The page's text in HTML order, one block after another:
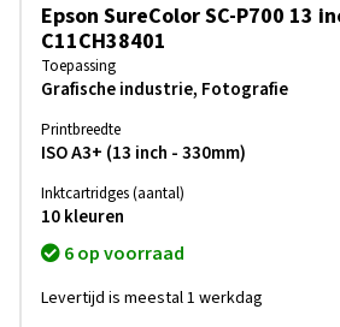
Epson SureColor SC-P700 13
C11CH38401
Toepassing
Grafische industrie, Fotografie
Printbreedte
ISO A3+ (13 inch - 330mm)
Inktcartridges (aantal)
10 kleuren
6 op voorraad
Levertijd is meestal 1 werkdag